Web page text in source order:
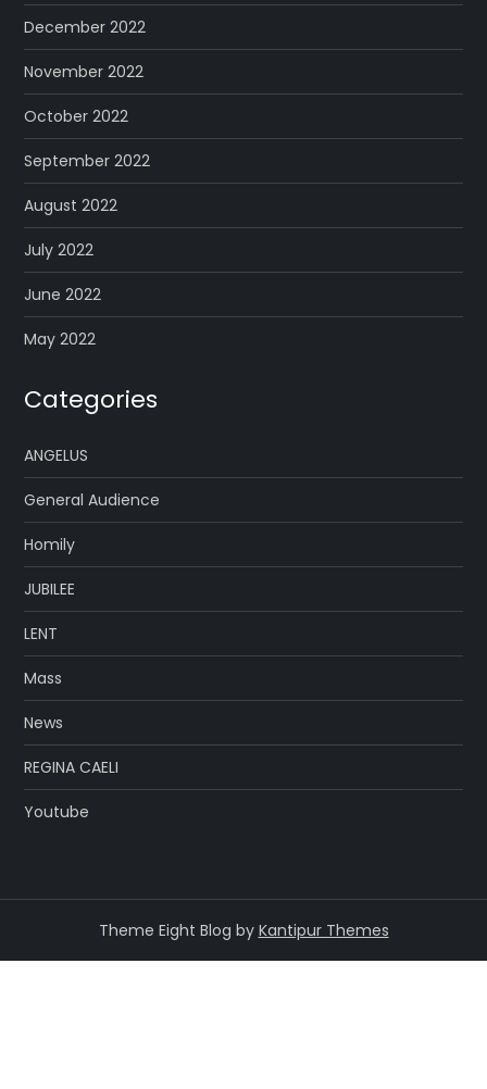
December 2022
November 2022
October 2022
September 2022
August 2022
July 2022
June 2022
May 2022
Categories
ANGELUS
General Audience
Homily
JUBILEE
LENT
Mass
News
REGINA CAELI
Youtube
Theme Eight Blog by Kantipur Themes